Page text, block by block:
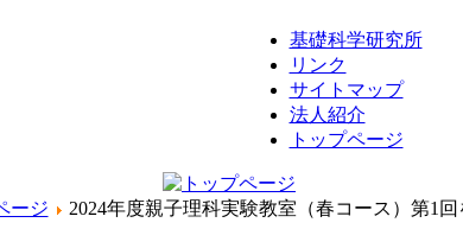
基礎科学研究所
リンク
サイトマップ
法人紹介
トップページ
ージ
2024年度親子理科実験教室（春コース）第1